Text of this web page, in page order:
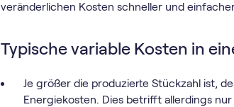
veränderlichen Kosten schneller und
Typische variable Kosten in
Je größer die produzierte Stückzahl ist,
Energiekosten. Dies betrifft allerdings